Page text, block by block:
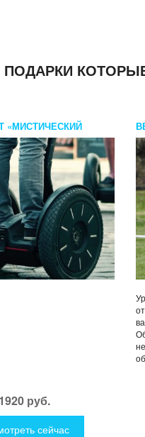
«МИСТИЧЕСКИЙ
1920 руб.
сейчас